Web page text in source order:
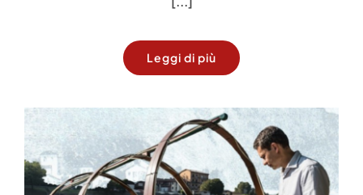
Leggi di più